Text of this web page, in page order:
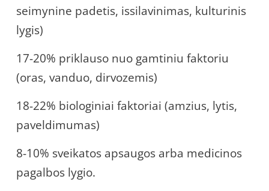
seimynine padetis, issilavinimas, kulturinis
lygis)
17-20% priklauso nuo gamtiniu faktoriu
(oras, vanduo, dirvozemis)
18-22% biologiniai faktoriai (amzius, lytis,
paveldimumas)
8-10% sveikatos apsaugos arba medicinos
pagalbos lygio.